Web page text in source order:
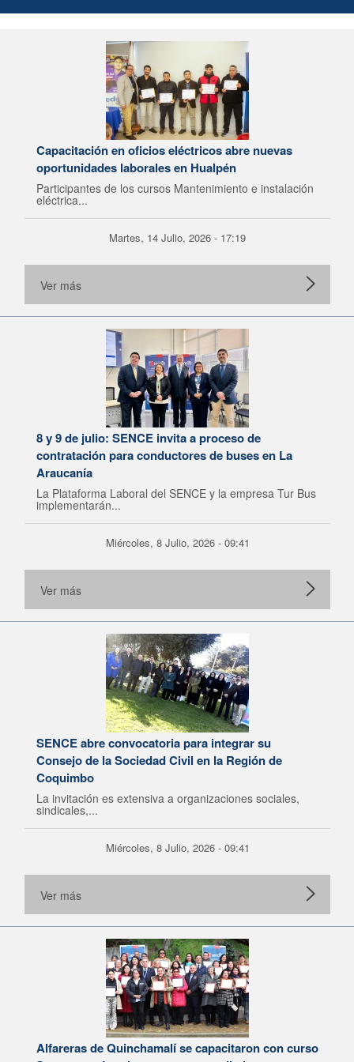
Capacitación en oficios eléctricos abre nuevas
oportunidades laborales en Hualpén
Participantes de los cursos Mantenimiento e instalación
eléctrica...
Martes, 14 Julio, 2026 - 17:19
Ver más
8 y 9 de julio: SENCE invita a proceso de
contratación para conductores de buses en La
Araucanía
La Plataforma Laboral del SENCE y la empresa Tur Bus
implementarán...
Miércoles, 8 Julio, 2026 - 09:41
Ver más
SENCE abre convocatoria para integrar su
Consejo de la Sociedad Civil en la Región de
Coquimbo
La invitación es extensiva a organizaciones sociales,
sindicales,...
Miércoles, 8 Julio, 2026 - 09:41
Ver más
Alfareras de Quinchamalí se capacitaron con curso